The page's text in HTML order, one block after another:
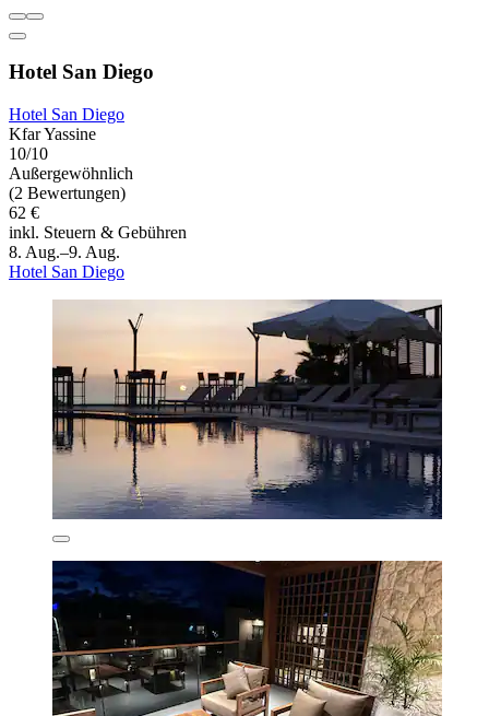
Hotel San Diego
Hotel San Diego
Kfar Yassine
10/10
Außergewöhnlich
(2 Bewertungen)
62 €
inkl. Steuern & Gebühren
8. Aug.–9. Aug.
Hotel San Diego